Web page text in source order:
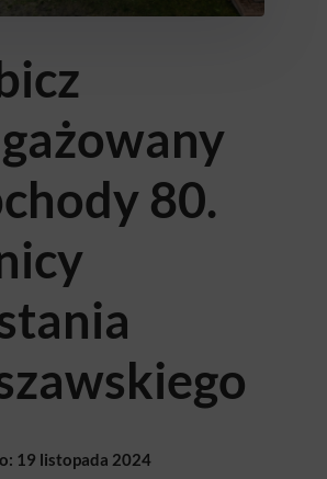
80.
19 listopada 2024